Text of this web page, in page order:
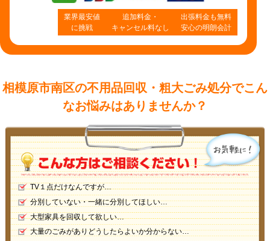
業界最安値
に挑戦
追加料金・
キャンセル料なし
出張料金も無料
安心の明朗会計
相模原市南区の不用品回収・粗大ごみ処分でこん
なお悩みはありませんか？
TV１点だけなんですが…
分別していない・一緒に分別してほしい…
大型家具を回収して欲しい…
大量のごみがありどうしたらよいか分からない…